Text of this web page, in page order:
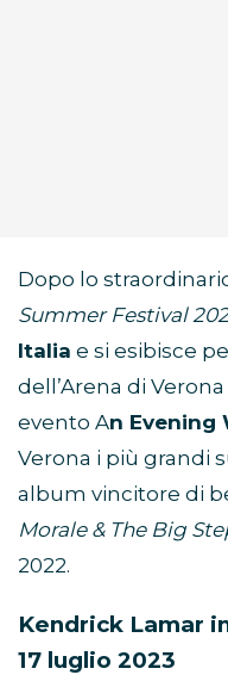
Dopo lo
Summer Festival
Italia e si esibisce
dell’Arena di
evento An Evening
Verona i più grandi
album vincitore di
Morale & The Big
2022.
Kendrick Lamar
17 luglio 2023